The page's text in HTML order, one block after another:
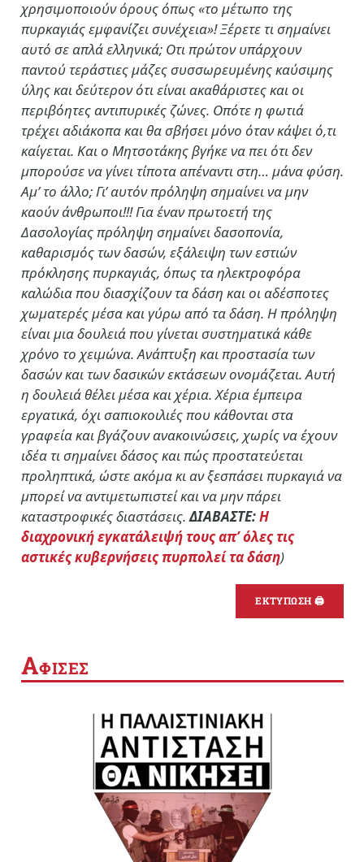
χρησιμοποιούν όρους όπως «το μέτωπο της
πυρκαγιάς εμφανίζει συνέχεια»! Ξέρετε τι σημαίνει
αυτό σε απλά ελληνικά; Οτι πρώτον υπάρχουν
παντού τεράστιες μάζες συσσωρευμένης καύσιμης
ύλης και δεύτερον ότι είναι ακαθάριστες και οι
περιβόητες αντιπυρικές ζώνες. Οπότε η φωτιά
τρέχει αδιάκοπα και θα σβήσει μόνο όταν κάψει ό,τι
καίγεται. Και ο Μητσοτάκης βγήκε να πει ότι δεν
μπορούσε να γίνει τίποτα απέναντι στη… μάνα φύση.
Αμ’ το άλλο; Γι’ αυτόν πρόληψη σημαίνει να μην
καούν άνθρωποι!!! Για έναν πρωτοετή της
Δασολογίας πρόληψη σημαίνει δασοπονία,
καθαρισμός των δασών, εξάλειψη των εστιών
πρόκλησης πυρκαγιάς, όπως τα ηλεκτροφόρα
καλώδια που διασχίζουν τα δάση και οι αδέσποτες
χωματερές μέσα και γύρω από τα δάση. Η πρόληψη
είναι μια δουλειά που γίνεται συστηματικά κάθε
χρόνο το χειμώνα. Ανάπτυξη και προστασία των
δασών και των δασικών εκτάσεων ονομάζεται. Αυτή
η δουλειά θέλει μέσα και χέρια. Χέρια έμπειρα
εργατικά, όχι σαπιοκοιλιές που κάθονται στα
γραφεία και βγάζουν ανακοινώσεις, χωρίς να έχουν
ιδέα τι σημαίνει δάσος και πώς προστατεύεται
προληπτικά, ώστε ακόμα κι αν ξεσπάσει πυρκαγιά να
μπορεί να αντιμετωπιστεί και να μην πάρει
καταστροφικές διαστάσεις.ΔΙΑΒΑΣΤΕ:Η
διαχρονική εγκατάλειψή τους απ’ όλες τις
αστικές κυβερνήσεις πυρπολεί τα δάση)
ΕΚΤΥΠΩΣΗ 🖨
ΑΦΙΣΕΣ